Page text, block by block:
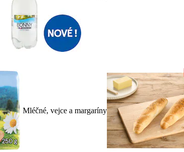
Mléčné, vejce a margaríny